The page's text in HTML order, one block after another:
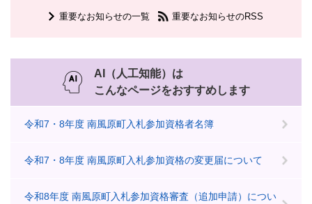
重要なお知らせの一覧 重要なお知らせのRSS
AI（人工知能）は
こんなページをおすすめします
令和7・8年度 南風原町入札参加資格者名簿
令和7・8年度 南風原町入札参加資格の変更届について
令和8年度 南風原町入札参加資格審査（追加申請）につい